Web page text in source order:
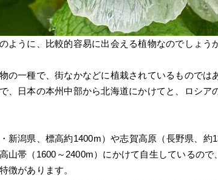
ように、比較的容易に出会える植物なのでしょう
の一種で、街なかなどに植栽されているもので
、日本の本州中部から北海道にかけてと、ロシア
新潟県、標高約1400m）や志賀高原（長野県、約
山帯（1600～2400m）にかけて自生しているの
徴があります。